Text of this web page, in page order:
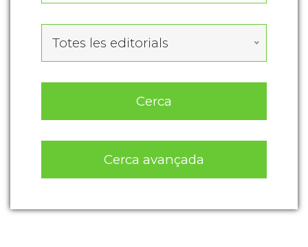
Totes les editorials
Cerca
Cerca avançada